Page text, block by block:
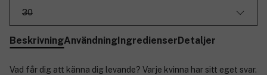
30
BeskrivningAnvändningIngredienserDetaljer
Vad får dig att känna dig levande? Varje kvinna har sitt eget svar.